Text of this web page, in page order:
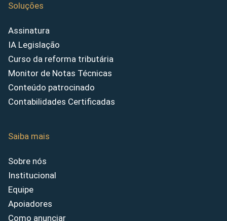
Soluções
Assinatura
IA Legislação
Curso da reforma tributária
Monitor de Notas Técnicas
Conteúdo patrocinado
Contabilidades Certificadas
Saiba mais
Sobre nós
Institucional
Equipe
Apoiadores
Como anunciar